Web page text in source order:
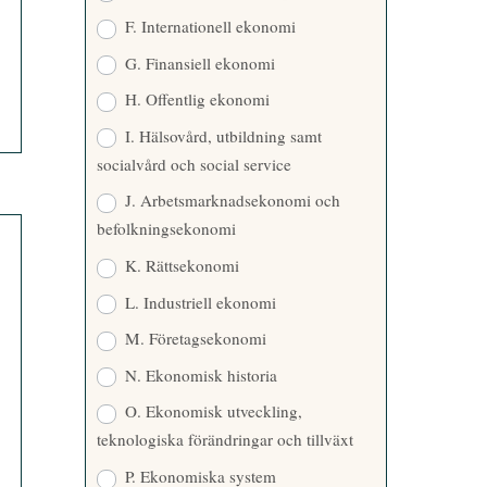
F. Internationell ekonomi
G. Finansiell ekonomi
H. Offentlig ekonomi
I. Hälsovård, utbildning samt
socialvård och social service
J. Arbetsmarknadsekonomi och
befolkningsekonomi
K. Rättsekonomi
L. Industriell ekonomi
M. Företagsekonomi
N. Ekonomisk historia
O. Ekonomisk utveckling,
teknologiska förändringar och tillväxt
P. Ekonomiska system